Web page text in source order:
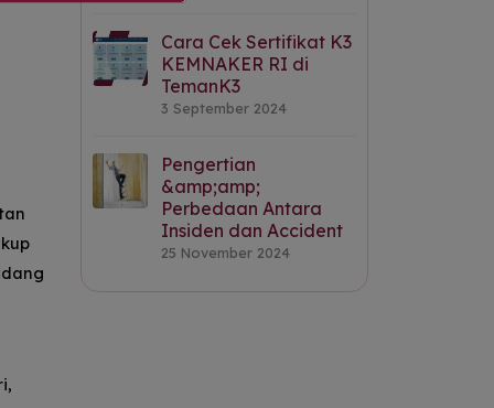
Cara Cek Sertifikat K3
KEMNAKER RI di
TemanK3
3 September 2024
Pengertian
&amp;amp;
Perbedaan Antara
Insiden dan Accident
25 November 2024